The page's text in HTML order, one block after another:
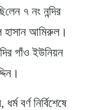
৭ নং নন্দির
হাসান আমিরুল।
গাঁও ইউনিয়ন
বর্ণ নির্বিশেষে